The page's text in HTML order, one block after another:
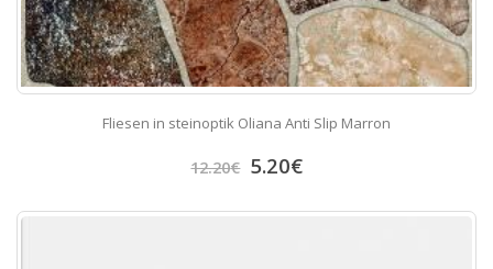
Fliesen in steinoptik Oliana Anti Slip Marron
12.20€ 5.20€